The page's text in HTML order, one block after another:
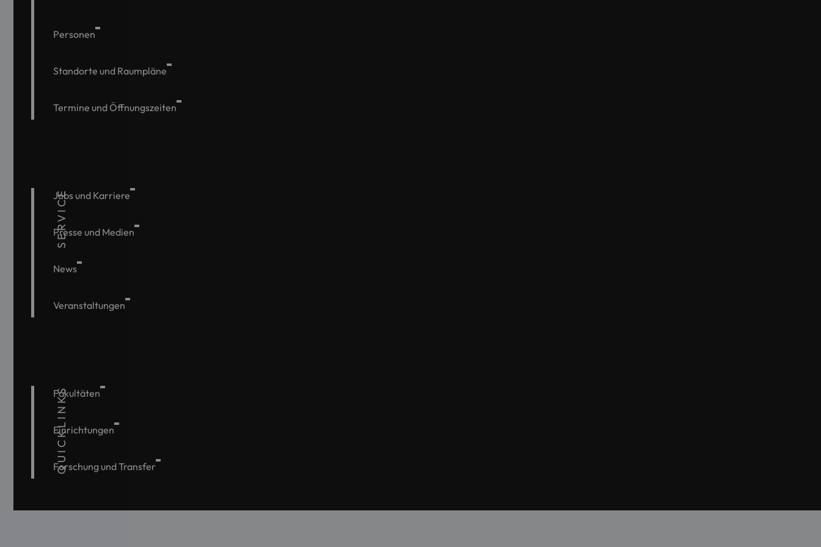
Personen
Standorte und Raumpläne
Termine und Öffnungszeiten
SERVICE
Jobs und Karriere
Presse und Medien
News
Veranstaltungen
QUICKLINKS
Fakultäten
Einrichtungen
Forschung und Transfer